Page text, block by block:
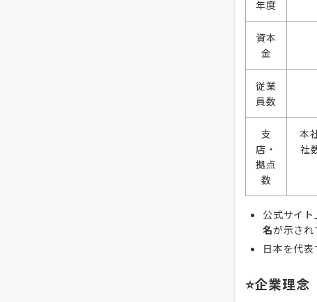
年度
資本
金
従業
員数
支
店・
拠点
数
本
社
公式サイ
名が示され
日本を代
⭐企業理念